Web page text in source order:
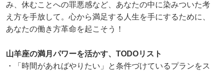
み、休むことへの罪悪感など、あなたの中に染みついた考
え方を手放して。心から満足する人生を手にするために、
あなたの働き方革命を起こそう！
山羊座の満月パワーを活かす、TODOリスト
・「時間があればやりたい」と条件づけているプランをス